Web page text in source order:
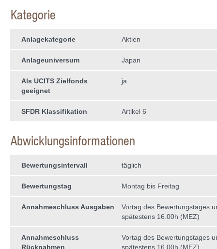
Kategorie
Anlagekategorie Aktien
Anlageuniversum Japan
Als UCITS Zielfonds
geeignet
ja
SFDR Klassifikation Artikel 6
Abwicklungsinformationen
Bewertungsintervall täglich
Bewertungstag Montag bis Freitag
Annahmeschluss Ausgaben
Vortag des Bewertungstages
spätestens 16.00h (MEZ)
Annahmeschluss
Rücknahmen
Vortag des Bewertungstages
spätestens 16.00h (MEZ)